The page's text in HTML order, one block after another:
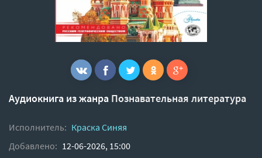
Аудиокнига из жанра Познавательная литература
Исполнитель: Краска Синяя
Добавлено: 12-06-2026, 15:00